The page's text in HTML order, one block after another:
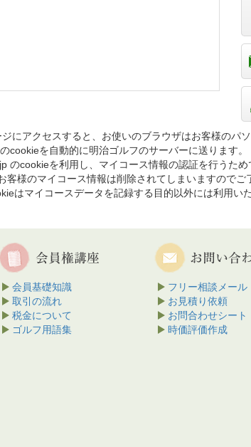
にアクセスすると、お使いのブラウザはお客様のパ
cookieを自動的に明治ゴルフのサーバーに送ります。
のcookieを利用し、マイコース情報の認証を行うため
客様のマイコース情報は削除されてしまいますのでご
はマイコースデータを記録する目的以外には利用い
会員基礎知識
取引の流れ
税金について
ゴルフ用語集
フリー相談メール
お見積り依頼
お問合わせシート
時価評価作成